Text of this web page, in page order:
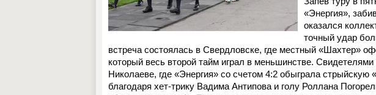
«Энергия»,
оказался
точный удар
встреча состоялась в Свердловске, где местный «Шахтер»
который весь второй тайм играл в меньшинстве.
Николаеве, где «Энергия» со счетом 4:2 обыграла
благодаря хет-трику Вадима Антипова и голу Роллана